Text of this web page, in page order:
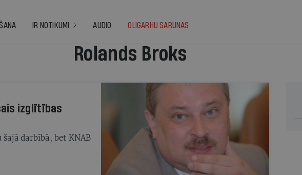
IR NOTIKUMI AUDIO OLIGARHU SARUNAS
Rolands Broks
izglītības
darbībā, bet KNAB